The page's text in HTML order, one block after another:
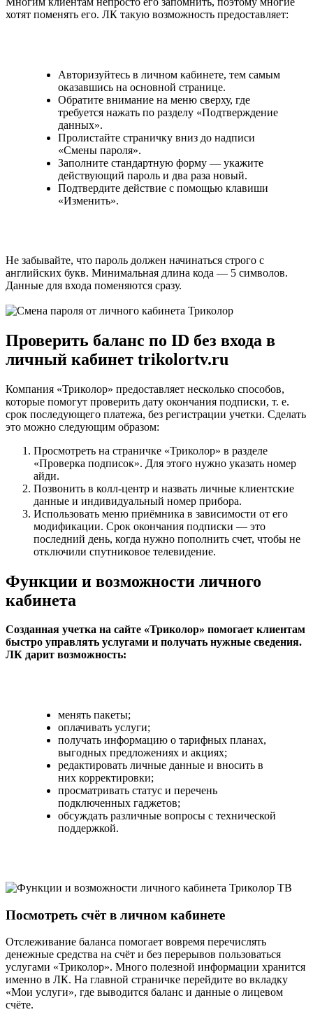
хотят поменять его. ЛК такую возможность предоставляет:
Авторизуйтесь в личном кабинете, тем самым
оказавшись на основной странице.
Обратите внимание на меню сверху, где
требуется нажать по разделу «Подтверждение
данных».
Пролистайте страничку вниз до надписи
«Смены пароля».
Заполните стандартную форму — укажите
действующий пароль и два раза новый.
Подтвердите действие с помощью клавиши
«Изменить».
Не забывайте, что пароль должен начинаться строго с
английских букв. Минимальная длина кода — 5 символов.
Данные для входа поменяются сразу.
Проверить баланс по ID без входа в
личный кабинет trikolortv.ru
Компания «Триколор» предоставляет несколько способов,
которые помогут проверить дату окончания подписки, т. е.
срок последующего платежа, без регистрации учетки. Сделать
это можно следующим образом:
Просмотреть на страничке «Триколор» в разделе
«Проверка подписок». Для этого нужно указать номер
айди.
Позвонить в колл-центр и назвать личные клиентские
данные и индивидуальный номер прибора.
Использовать меню приёмника в зависимости от его
модификации. Срок окончания подписки — это
последний день, когда нужно пополнить счет, чтобы не
отключили спутниковое телевидение.
Функции и возможности личного
кабинета
Созданная учетка на сайте «Триколор» помогает клиентам
быстро управлять услугами и получать нужные сведения.
ЛК дарит возможность:
менять пакеты;
оплачивать услуги;
получать информацию о тарифных планах,
выгодных предложениях и акциях;
редактировать личные данные и вносить в
них корректировки;
просматривать статус и перечень
подключенных гаджетов;
обсуждать различные вопросы с технической
поддержкой.
Посмотреть счёт в личном кабинете
Отслеживание баланса помогает вовремя перечислять
денежные средства на счёт и без перерывов пользоваться
услугами «Триколор». Много полезной информации хранится
именно в ЛК. На главной страничке перейдите во вкладку
«Мои услуги», где выводится баланс и данные о лицевом
счёте.